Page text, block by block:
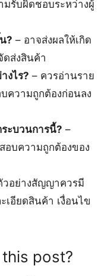
รับผิดชอบระหว่างผู้
? – อาจส่งผลให้เกิด
ดส่งสินค้า
งไร? – ควรอ่านราย
ความถูกต้องก่อนลง
ะบวนการนี้? –
อบความถูกต้องของ
วอย่างสัญญาควรมี
เอียดสินค้า เงื่อนไข
post?